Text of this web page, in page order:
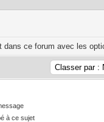
dans ce forum avec les
à ce sujet